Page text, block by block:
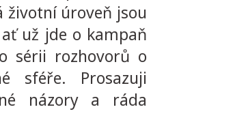
životní úroveň jsou
už jde o kampaň
sérii rozhovorů o
sféře. Prosazuji
názory a ráda